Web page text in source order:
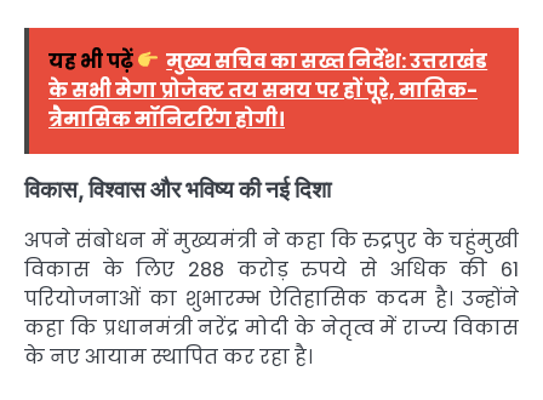
यह भी पढ़ें
मुख्य सचिव का सख्त निर्देश: उत्तराखंड
के सभी मेगा प्रोजेक्ट तय समय पर हों पूरे, मासिक-
त्रैमासिक मॉनिटरिंग होगी।
विकास, विश्वास और भविष्य की नई दिशा
अपने संबोधन में मुख्यमंत्री ने कहा कि रुद्रपुर के चहुंमुखी
विकास के लिए 288 करोड़ रुपये से अधिक की 61
परियोजनाओं का शुभारम्भ ऐतिहासिक कदम है। उन्होंने
कहा कि प्रधानमंत्रीनरेंद्र मोदी के नेतृत्व में राज्य विकास
के नए आयाम स्थापित कर रहा है।